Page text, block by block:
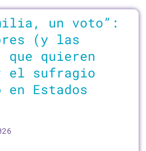
un voto”:
(y las
que quieren
el sufragio
en Estados